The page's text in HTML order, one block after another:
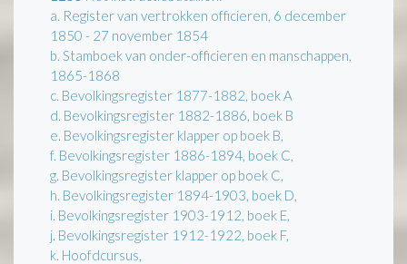
a. Register van vertrokken officieren, 6 december
1850 - 27 november 1854
b. Stamboek van onder-officieren en manschappen,
1865-1868
c. Bevolkingsregister 1877-1882, boek A
d. Bevolkingsregister 1882-1886, boek B
e. Bevolkingsregister klapper op boek B,
f. Bevolkingsregister 1886-1894, boek C,
g. Bevolkingsregister klapper op boek C,
h. Bevolkingsregister 1894-1903, boek D,
i. Bevolkingsregister 1903-1912, boek E,
j. Bevolkingsregister 1912-1922, boek F,
k. Hoofdcursus,